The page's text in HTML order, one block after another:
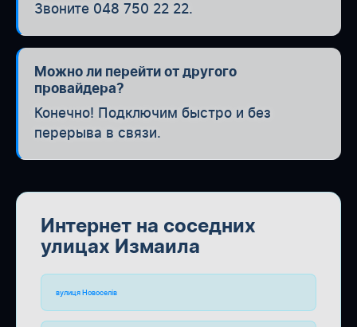
Звоните 048 750 22 22.
Можно ли перейти от другого
провайдера?
Конечно! Подключим быстро и без
перерыва в связи.
Интернет на соседних
улицах Измаила
вулиця Новоселів